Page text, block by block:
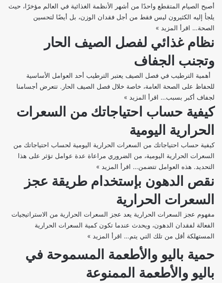
أصبح الصيام المتقطع واحدًا من أشهر الأنظمة الغذائية في العالم مؤخرًا، حيث
يلجأ إليه الكثيرون ليس فقط من أجل فقدان الوزن، بل أيضًا لتحسين
الصحة… اقرأ المزيد »
الصيام
المتقطع
للتخسيس
والصحة
العامة
نظام غذائي لفصل الصيف الحار
وتجنب الجفاف
أهمية الترطيب في فصل الصيف يعتبر الترطيب أحد العوامل الأساسية
للحفاظ على الصحة العامة، خاصة خلال فصل الصيف الحار. تتعرض أجسامنا
لجفاف أكبر بسبب… اقرأ المزيد »
غذائي
لفصل
الحار
الجفاف
كيفية حساب احتياجاتك من السعرات
الحرارية اليومية
كيفية حساب احتياجاتك من السعرات الحرارية اليومية لحساب احتياجاتك من
السعرات الحرارية اليومية، من الضروري مراعاة عدة عوامل تؤثر على هذا
التحديد. هذه العوامل تتضمن… اقرأ المزيد »
حساب
احتياجاتك
السعرات
الحرارية
نقص الدهون بإستخدام طريقة عجز
السعرات الحرارية
مفهوم عجز السعرات الحرارية يعد عجز السعرات الحرارية من الاستراتيجيات
الفعالة لفقدان الدهون، ويحدث عندما تكون كمية السعرات الحرارية
المستهلكة أقل من تلك التي يتم… اقرأ المزيد »
بإستخدام
حمية باليو والأطعمة المسموحة في
باليو والأطعمة الممنوعة